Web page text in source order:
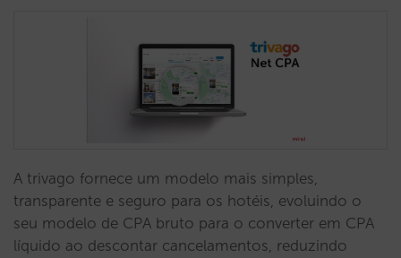
A trivago fornece um modelo mais simples,
transparente e seguro para os hotéis, evoluindo o
seu modelo de CPA bruto para o converter em CPA
líquido ao descontar cancelamentos, reduzindo